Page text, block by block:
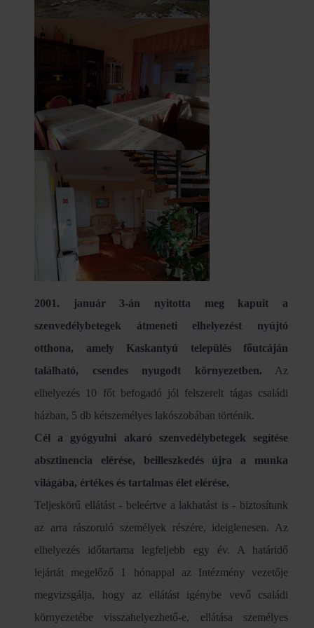
2001. január 3-án nyitotta meg kapuit a
szenvedélybetegek átmeneti elhelyezést nyújtó
otthona, amely Kaskantyú település főutcáján
található, csendes nyugodt környezetben. Az
elhelyezés 10 főt befogadó jól felszerelt tágas családi
házban, 5 db kétszemélyes lakószobában történik.
Cél a gyógyulni akaró szenvedélybetegek segítése
absztinencia elérése, beilleszkedés újra a munka
világába, értékes és tartalmas élet elérése.
Teljeskörű ellátást - beleértve a lakhatást is - biztosítunk
az arra rászoruló személyek részére, ideiglenesen. Az
elhelyezés időtartama legfeljebb egy év. A határidő
lejártát megelőző 1 hónappal az Intézmény vezetője
megvizsgálja, hogy az ellátást igénybe vevő családi
környezetébe visszahelyezhető-e, ellátása személyes